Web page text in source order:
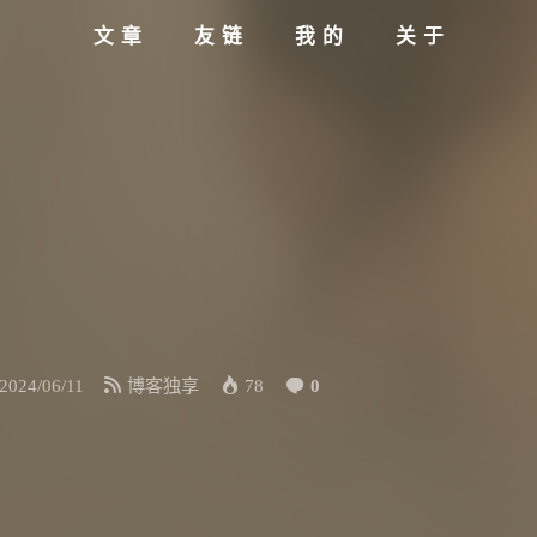
文章 友链 我的 关于
2024/06/11 博客独享 78 0